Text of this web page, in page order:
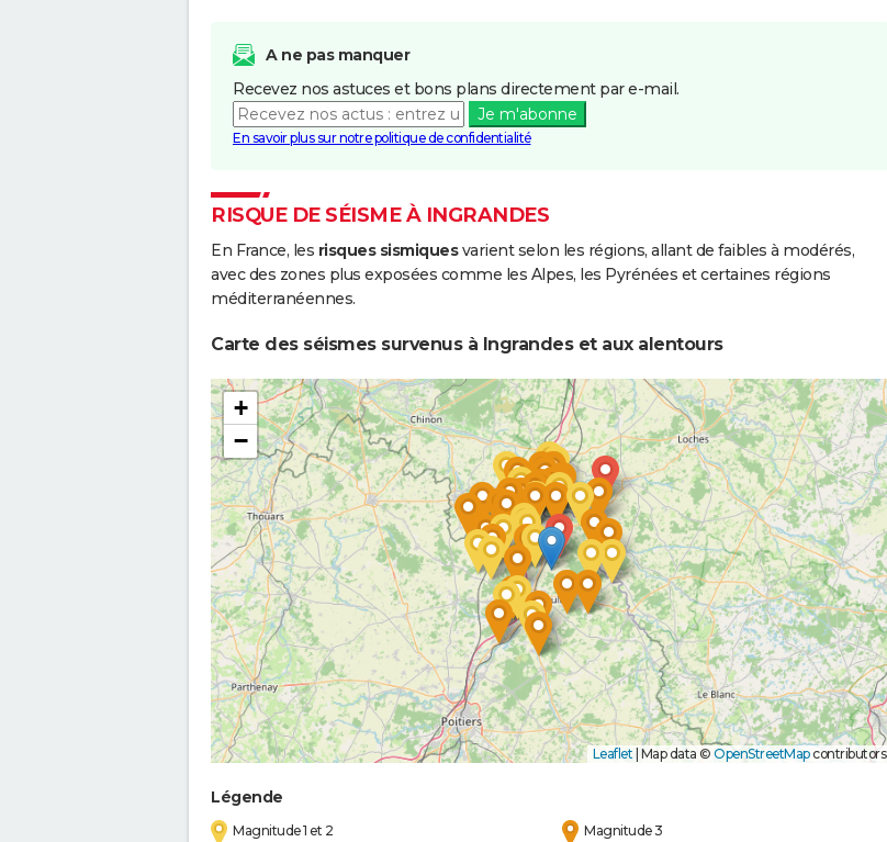
Boue
A ne pas manquer
Recevez nos astuces et bons plans directement par e-mail.
Je m'abonne
En savoir plus sur notre politique de confidentialité
RISQUE DE SÉISME À INGRANDES
En France, les risques sismiquesvarient selon les régions, allant de faibles à modérés,
avec des zones plus exposées comme les Alpes, les Pyrénées et certaines régions
méditerranéennes.
Carte des séismes survenus à Ingrandes et aux alentours
+
−
Leaflet Map data © OpenStreetMapcontributors
Légende
Magnitude 1 et 2 Magnitude 3